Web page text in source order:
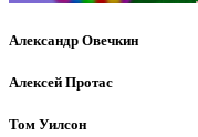
Александр Овечкин
Алексей Протас
Том Уилсон